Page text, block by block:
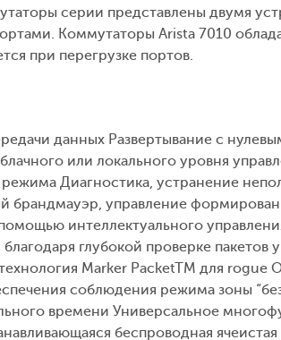
серии представлены двумя
Коммутаторы Arista 7010
при перегрузке портов.
данных Развертывание с
или локального уровня
Диагностика, устранение
управление
интеллектуального
глубокой проверке пакетов
Marker PacketTM для
соблюдения режима зоны
времени Универсальное
беспроводная ячеистая